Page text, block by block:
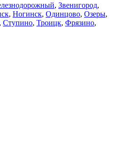
, Звенигород,
, Ногинск, Одинцово, Озеры,
, Ступино, Троицк, Фрязино,